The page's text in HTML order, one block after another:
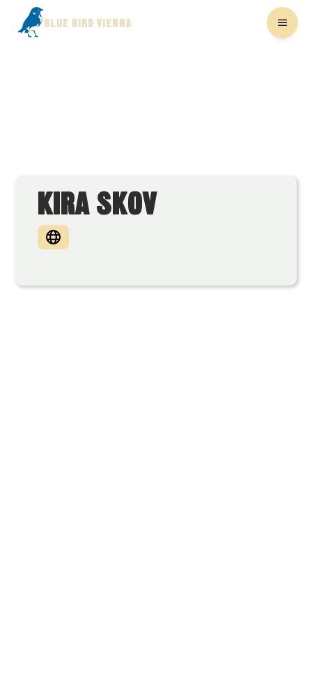
BLUE BIRD VIENNA
KIRA SKOV